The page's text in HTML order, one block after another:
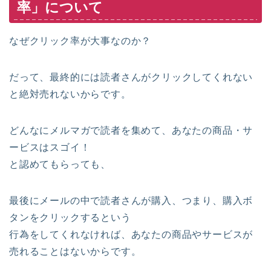
率」について
なぜクリック率が大事なのか？
だって、最終的には読者さんがクリックしてくれない
と絶対売れないからです。
どんなにメルマガで読者を集めて、あなたの商品・サ
ービスはスゴイ！
と認めてもらっても、
最後にメールの中で読者さんが購入、つまり、購入ボ
タンをクリックするという
行為をしてくれなければ、あなたの商品やサービスが
売れることはないからです。